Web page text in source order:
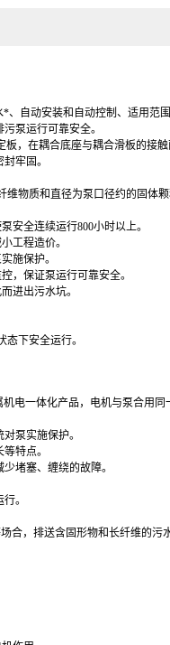
自动安装和自动控制、适用范
污泵运行可靠安全。
板，在耦合底座与耦合滑板的接
封牢固。
物质和直径为泵口径约的固体颗
安全连续运行800小时以上。
工程造价。
施保护。
，保证泵运行可靠安全。
进出污水坑。
下安全运行。
电一体化产品，电机与泵合用
泵实施保护。
特点。
堵塞、缠绕的故障。
。
合，排送含固形物和长纤维的污